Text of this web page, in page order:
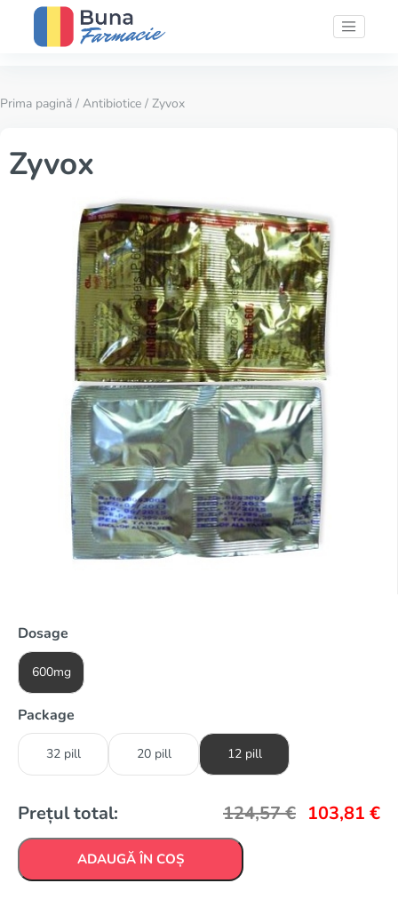
Prima pagină / Antibiotice / Zyvox
Zyvox
Dosage
600mg
Package
32 pill 20 pill 12 pill
Prețul total: 124,57€ 103,81 €
ADAUGĂ ÎN COȘ